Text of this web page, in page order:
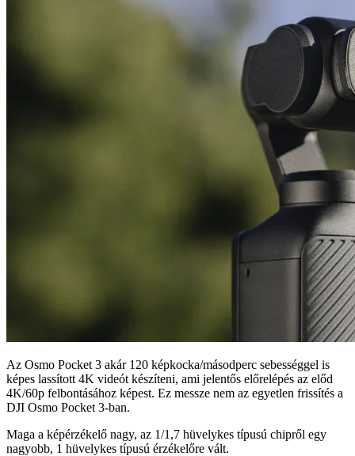
Az Osmo Pocket 3 akár 120 képkocka/másodperc sebességgel is
képes lassított 4K videót készíteni, ami jelentős előrelépés az előd
4K/60p felbontásához képest. Ez messze nem az egyetlen frissítés a
DJI Osmo Pocket 3-ban.
Maga a képérzékelő nagy, az 1/1,7 hüvelykes típusú chipről egy
nagyobb, 1 hüvelykes típusú érzékelőre vált.